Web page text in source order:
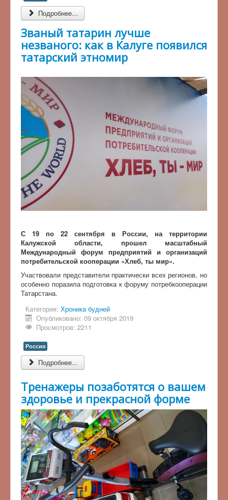
Подробнее...
Званый татарин лучше
незваного: как в Калуге появился
татарский этномир
С 19 по 22 сентября в России, на территории
Калужской области, прошел масштабный
Международный форум предприятий и организаций
потребительской кооперации «Хлеб, ты мир».
Участвовали представители практически всех регионов, но
особенно поразила подготовка к форуму потребкооперации
Татарстана.
Категория: Хроника будней
Опубликовано: 09 октября 2019
Просмотров: 2211
Россия
Подробнее...
Тренажеры позаботятся о вашем
здоровье и прекрасной форме